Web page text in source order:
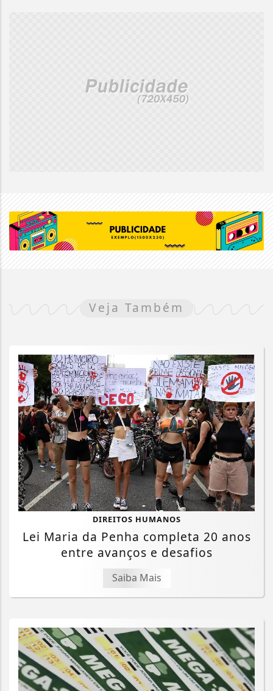
Veja Também
DIREITOS HUMANOS
Lei Maria da Penha completa 20 anos
entre avanços e desafios
Saiba Mais